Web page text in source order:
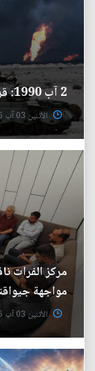
2 آب 1990: قرار غيّر وجه المنطقة
الأثنين 03 آب 2026
مركز الفرات
مواجهة
الأثنين 03 آب 2026